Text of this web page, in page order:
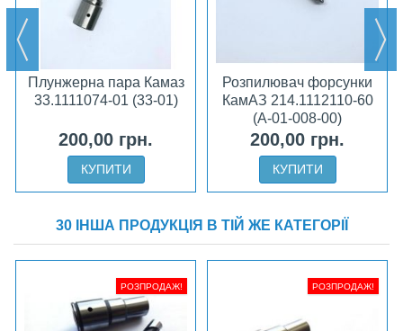
Плунжерна пара Камаз
33.1111074-01 (33-01)
200,00 грн.
КУПИТИ
Розпилювач форсунки
КамАЗ 214.1112110-60
(А-01-008-00)
200,00 грн.
КУПИТИ
30 ІНША ПРОДУКЦІЯ В ТІЙ ЖЕ КАТЕГОРІЇ
РОЗПРОДАЖ! РОЗПРОДАЖ!